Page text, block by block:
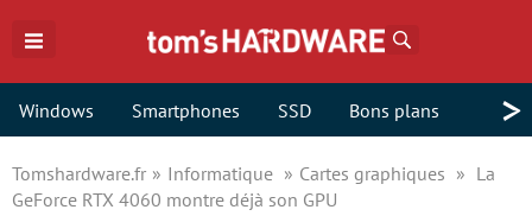
Windows Smartphones SSD Bons plans >
Tomshardware.fr Informatique Cartes graphiques
La
GeForce RTX 4060 montre déjà son GPU